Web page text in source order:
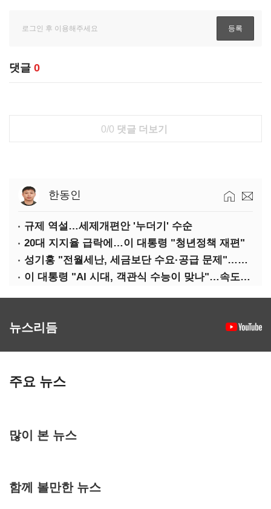
댓글 0
0/0 댓글 더보기
한동인
규제 역설…세제개편안 '누더기' 수순
20대 지지율 급락에…이 대통령 "청년정책 재편"
성기홍 "전월세난, 세금보단 수요·공급 문제"…닥공 시사
이 대통령 "AI 시대, 객관식 수능이 맞나"…속도전 '경계'
뉴스리듬
주요 뉴스
많이 본 뉴스
함께 볼만한 뉴스